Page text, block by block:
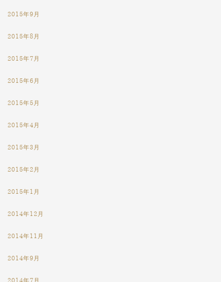
2015年9月
2015年8月
2015年7月
2015年6月
2015年5月
2015年4月
2015年3月
2015年2月
2015年1月
2014年12月
2014年11月
2014年9月